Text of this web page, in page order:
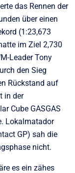
das Rennen der
über einen
(1:23,673
im Ziel 2,730
Leader Tony
den Sieg
Rückstand auf
in der
Cube GASGAS
Lokalmatador
GP) sah die
nicht.
es ein zähes